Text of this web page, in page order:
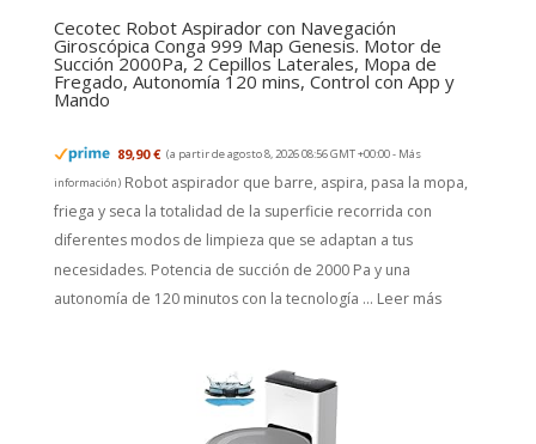
Cecotec Robot Aspirador con Navegación
Giroscópica Conga 999 Map Genesis. Motor de
Succión 2000Pa, 2 Cepillos Laterales, Mopa de
Fregado, Autonomía 120 mins, Control con App y
Mando
89,90 € (a partir de agosto 8, 2026 08:56 GMT +00:00 - Más
información) Robot aspirador que barre, aspira, pasa la mopa,
friega y seca la totalidad de la superficie recorrida con
diferentes modos de limpieza que se adaptan a tus
necesidades. Potencia de succión de 2000 Pa y una
autonomía de 120 minutos con la tecnología ... Leer más